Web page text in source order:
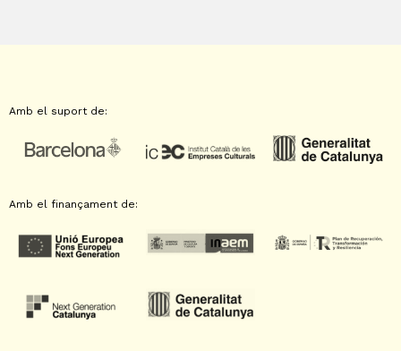
Amb el suport de:
Amb el finançament de: